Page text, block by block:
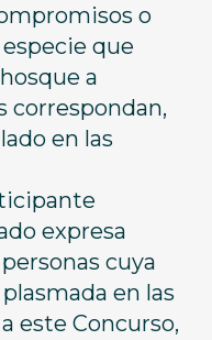
o
que
a
correspondan,
en las
expresa
cuya
en las
este Concurso,